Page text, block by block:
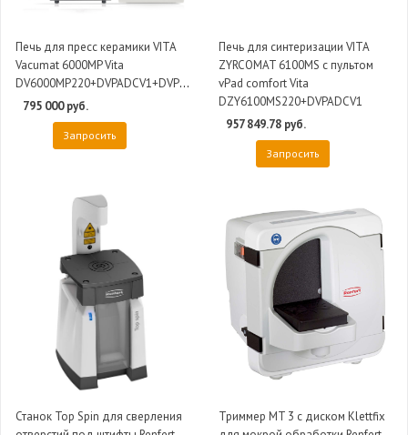
Печь для пресс керамики VITA
Vacumat 6000MP Vita
DV6000MP220+DVPADCV1+DVPU220
795 000 руб.
Запросить
Печь для синтеризации VITA
ZYRCOMAT 6100MS с пультом
vPad comfort Vita
DZY6100MS220+DVPADCV1
957 849.78 руб.
Запросить
Станок Top Spin для сверления
Триммер MT 3 с диском Klettfix